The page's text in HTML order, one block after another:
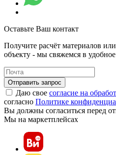
Оставьте Ваш контакт
Получите расчёт материалов
объекту - мы свяжемся в
Отправить запрос
Даю свое согласие на
согласно Политике
Вы должны согласиться перед
Мы на маркетплейсах